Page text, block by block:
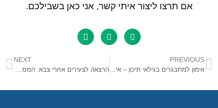
אם תרצו ליצור איתי קשר, אני כאן בשבילכם.
PREVIOUS
אימון למתבגרים בגילאי תיכון – איך זה עובד ולמה זה חשוב
NEXT
הרצאה לצעירים אחרי צבא: המסלול להצלחה בקריירה ובחיים